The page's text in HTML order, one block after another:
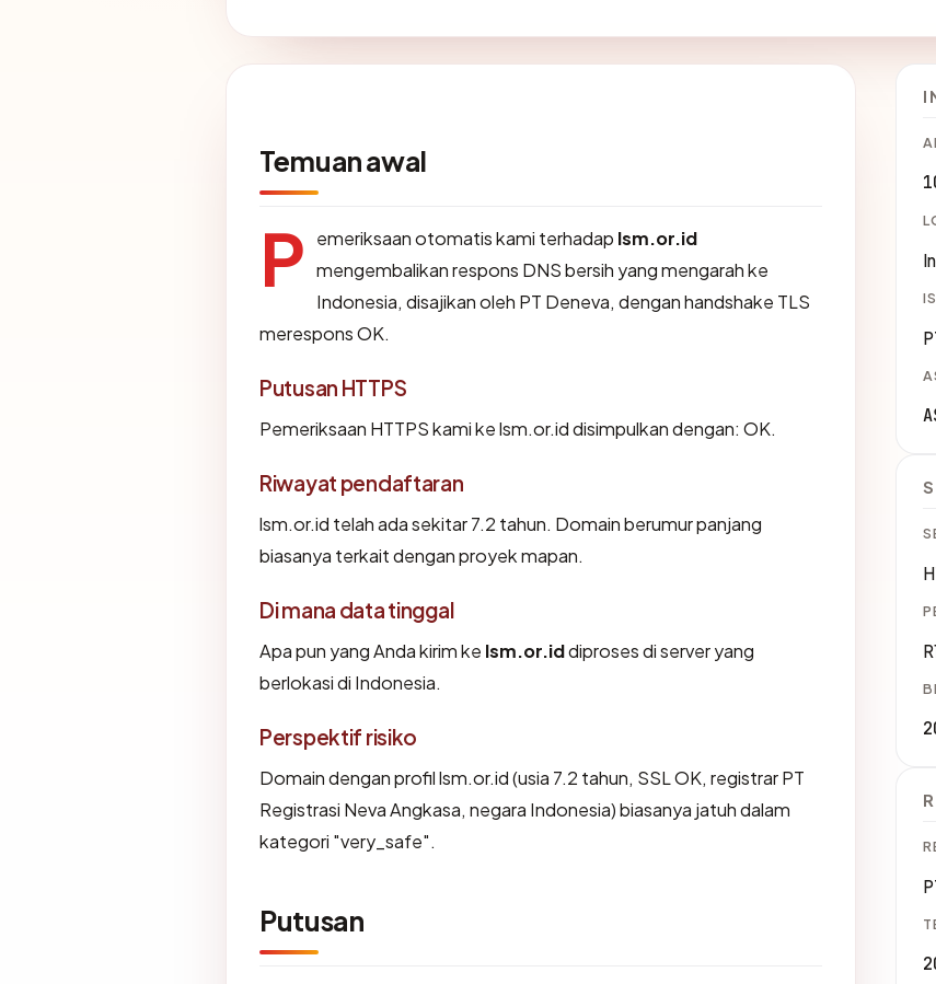
Temuan awal
P emeriksaan otomatis kami terhadap lsm.or.id
mengembalikan respons DNS bersih yang mengarah ke
Indonesia, disajikan oleh PT Deneva, dengan handshake TLS
merespons OK.
Putusan HTTPS
Pemeriksaan HTTPS kami ke lsm.or.id disimpulkan dengan: OK.
Riwayat pendaftaran
lsm.or.id telah ada sekitar 7.2 tahun. Domain berumur panjang
biasanya terkait dengan proyek mapan.
Di mana data tinggal
Apa pun yang Anda kirim ke lsm.or.iddiproses di server yang
berlokasi di Indonesia.
Perspektif risiko
Domain dengan profil lsm.or.id (usia 7.2 tahun, SSL OK, registrar PT
Registrasi Neva Angkasa, negara Indonesia) biasanya jatuh dalam
kategori "very_safe".
Putusan